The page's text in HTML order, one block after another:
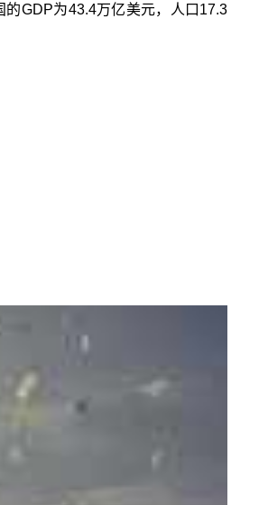
GDP为43.4万亿美元，人口17.3